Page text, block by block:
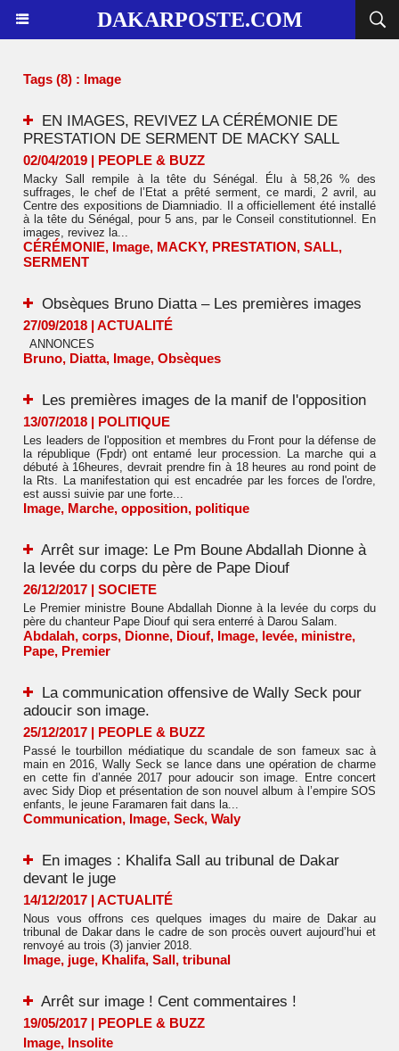
DAKARPOSTE.COM
Tags (8) : Image
EN IMAGES, REVIVEZ LA CÉRÉMONIE DE
PRESTATION DE SERMENT DE MACKY SALL
02/04/2019 | PEOPLE & BUZZ
Macky Sall rempile à la tête du Sénégal. Élu à 58,26 % des
suffrages, le chef de l’Etat a prêté serment, ce mardi, 2 avril, au
Centre des expositions de Diamniadio. Il a officiellement été installé
à la tête du Sénégal, pour 5 ans, par le Conseil constitutionnel. En
images, revivez la...
CÉRÉMONIE, Image, MACKY, PRESTATION, SALL,
SERMENT
Obsèques Bruno Diatta – Les premières images
27/09/2018 | ACTUALITÉ
ANNONCES
Bruno, Diatta, Image, Obsèques
Les premières images de la manif de l'opposition
13/07/2018 | POLITIQUE
Les leaders de l'opposition et membres du Front pour la défense de
la république (Fpdr) ont entamé leur procession. La marche qui a
débuté à 16heures, devrait prendre fin à 18 heures au rond point de
la Rts. La manifestation qui est encadrée par les forces de l'ordre,
est aussi suivie par une forte...
Image, Marche, opposition, politique
Arrêt sur image: Le Pm Boune Abdallah Dionne à
la levée du corps du père de Pape Diouf
26/12/2017 | SOCIETE
Le Premier ministre Boune Abdallah Dionne à la levée du corps du
père du chanteur Pape Diouf qui sera enterré à Darou Salam.
Abdalah, corps, Dionne, Diouf, Image, levée, ministre,
Pape, Premier
La communication offensive de Wally Seck pour
adoucir son image.
25/12/2017 | PEOPLE & BUZZ
Passé le tourbillon médiatique du scandale de son fameux sac à
main en 2016, Wally Seck se lance dans une opération de charme
en cette fin d’année 2017 pour adoucir son image. Entre concert
avec Sidy Diop et présentation de son nouvel album à l’empire SOS
enfants, le jeune Faramaren fait dans la...
Communication, Image, Seck, Waly
En images : Khalifa Sall au tribunal de Dakar
devant le juge
14/12/2017 | ACTUALITÉ
Nous vous offrons ces quelques images du maire de Dakar au
tribunal de Dakar dans le cadre de son procès ouvert aujourd’hui et
renvoyé au trois (3) janvier 2018.
Image, juge, Khalifa, Sall, tribunal
Arrêt sur image ! Cent commentaires !
19/05/2017 | PEOPLE & BUZZ
Image, Insolite